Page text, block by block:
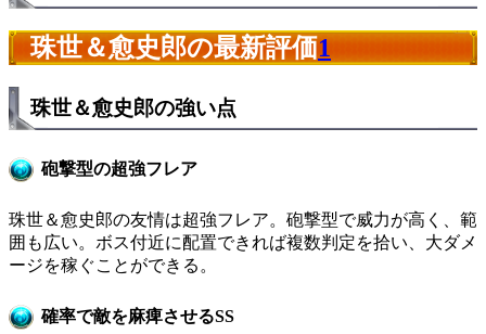
珠世＆愈史郎の最新評価1
珠世＆愈史郎の強い点
砲撃型の超強フレア
珠世＆愈史郎の友情は超強フレア。砲撃型で威力が高く、範
囲も広い。ボス付近に配置できれば複数判定を拾い、大ダメ
ージを稼ぐことができる。
確率で敵を麻痺させるSS